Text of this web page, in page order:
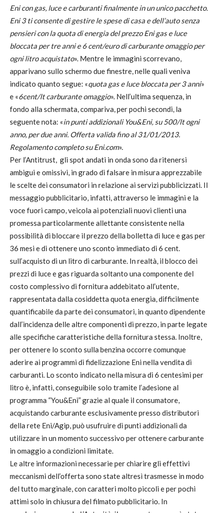
Eni con gas, luce e carburanti finalmente in un unico pacchetto.
Eni 3 ti consente di gestire le spese di casa e dell’auto senza
pensieri con la quota di energia del prezzo Eni gas e luce
bloccata per tre anni e 6 cent/euro di carburante omaggio per
ogni litro acquistato». Mentre le immagini scorrevano,
apparivano sullo schermo due finestre, nelle quali veniva
indicato quanto segue: «quota gas e luce bloccata per 3 anni»
e «6cent/lt carburante omaggio». Nell’ultima sequenza, in
fondo alla schermata, compariva, per pochi secondi, la
seguente nota: «in punti addizionali You&Eni, su 500/lt ogni
anno, per due anni. Offerta valida fino al 31/01/2013.
Regolamento completo su Eni.com».
Per l’Antitrust, gli spot andati in onda sono da ritenersi
ambigui e omissivi, in grado di falsare in misura apprezzabile
le scelte dei consumatori in relazione ai servizi pubblicizzati. Il
messaggio pubblicitario, infatti, attraverso le immagini e la
voce fuori campo, veicola ai potenziali nuovi clienti una
promessa particolarmente allettante consistente nella
possibilità di bloccare il prezzo della bolletta di luce e gas per
36 mesi e di ottenere uno sconto immediato di 6 cent.
sull’acquisto di un litro di carburante. In realtà, il blocco dei
prezzi di luce e gas riguarda soltanto una componente del
costo complessivo di fornitura addebitato all’utente,
rappresentata dalla cosiddetta quota energia, difficilmente
quantificabile da parte dei consumatori, in quanto dipendente
dall’incidenza delle altre componenti di prezzo, in parte legate
alle specifiche caratteristiche della fornitura stessa. Inoltre,
per ottenere lo sconto sulla benzina occorre comunque
aderire ai programmi di fidelizzazione Eni nella vendita di
carburanti. Lo sconto indicato nella misura di 6 centesimi per
litro è, infatti, conseguibile solo tramite l’adesione al
programma “You&Eni” grazie al quale il consumatore,
acquistando carburante esclusivamente presso distributori
della rete Eni/Agip, può usufruire di punti addizionali da
utilizzare in un momento successivo per ottenere carburante
in omaggio a condizioni limitate.
Le altre informazioni necessarie per chiarire gli effettivi
meccanismi dell’offerta sono state altresì trasmesse in modo
del tutto marginale, con caratteri molto piccoli e per pochi
attimi solo in chiusura del filmato pubblicitario. In